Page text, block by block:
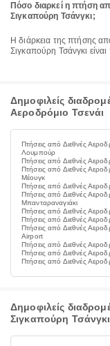
Πόσο διαρκεί η πτήση
Σιγκαπούρη Τσάνγκι;
Η διάρκεια της πτήσης από Διεθνές Αεροδρόμιο Τσενάι έως Αεροδρόμιο
Σιγκαπούρη Τσάνγκι
Δημοφιλείς
Αεροδρόμιο Τσενάι
Πτήσεις από Διεθνές
Λουμπούρ
Πτήσεις από Διεθνές
Πτήσεις από Διεθνές
Μέουγκ
Πτήσεις από Διεθνές
Πτήσεις από Διεθνές
Μπανταραναγιάκι
Πτήσεις από Διεθνές
Πτήσεις από Διεθνές
Πτήσεις από Διεθνές
Airport
Πτήσεις από Διεθνές
Πτήσεις από Διεθνές
Πτήσεις από Διεθνές
Δημοφιλείς
Σιγκαπούρη Τσάνγκι